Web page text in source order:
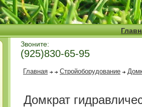
Звоните:
(925)830-65-95
Главная Стройоборудование
Домкрат